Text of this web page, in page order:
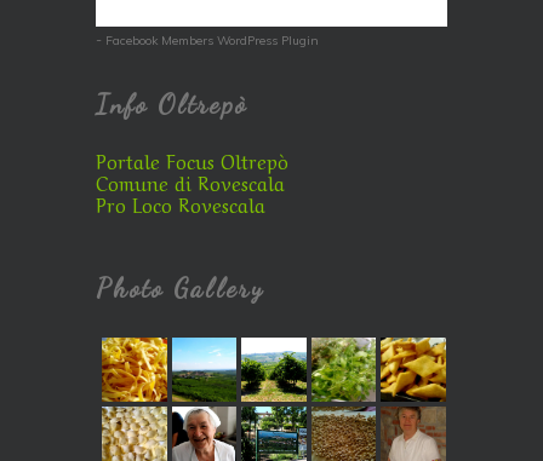
- Facebook Members WordPress Plugin
Info Oltrepò
Portale Focus Oltrepò
Comune di Rovescala
Pro Loco Rovescala
Photo Gallery